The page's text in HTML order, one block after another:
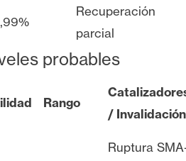
Recuperación
parcial
probables
Rango
/ Invalidación
Ruptura